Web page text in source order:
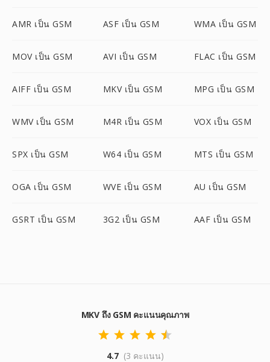
AMR เป็น GSM ASF เป็น GSM WMA เป็น GSM
MOV เป็น GSM AVI เป็น GSM FLAC เป็น GSM
AIFF เป็น GSM MKV เป็น GSM MPG เป็น GSM
WMV เป็น GSM M4R เป็น GSM VOX เป็น GSM
SPX เป็น GSM W64 เป็น GSM MTS เป็น GSM
OGA เป็น GSM WVE เป็น GSM AU เป็น GSM
GSRT เป็น GSM 3G2 เป็น GSM AAF เป็น GSM
MKV ถึง GSM คะแนนคุณภาพ
4.7 (3 คะแนน)